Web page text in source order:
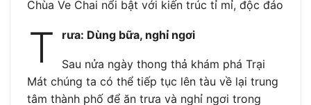
Chùa Ve Chai nổi bật với kiến trúc tỉ mỉ, độc đáo
T rưa: Dùng bữa, nghỉ ngơi
Sau nửa ngày thong thả khám phá Trại
Mát chúng ta có thể tiếp tục lên tàu về lại trung
tâm thành phố để ăn trưa và nghỉ ngơi trong